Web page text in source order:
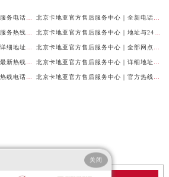
北京卡地亚官方售后服务中心｜服务电话与网点地址权威信息公示（2026年7月最新） 北京卡地亚官方售后服务中心｜全新电话和门店地址权威信息公示（2026年7月最新）
北京卡地亚官方售后服务中心｜服务热线及门店地址权威信息公示（2026年6月最新） 北京卡地亚官方售后服务中心｜地址与24小时服务电话权威信息公示（2026年6月最新）
北京卡地亚官方售后服务中心｜详细地址及客服热线权威信息公示（2026年6月最新） 北京卡地亚官方售后服务中心｜全部网点地址及24小时热线权威信息公示（2026年6月最新）
北京卡地亚官方售后服务中心｜最新热线电话与地址权威信息公示（2026年6月最新） 北京卡地亚官方售后服务中心｜详细地址与官方电话权威信息公示（2026年6月最新）
北京卡地亚官方售后服务中心｜热线电话及门店地址权威信息公示（2026年6月最新） 北京卡地亚官方售后服务中心｜官方热线与门店地址权威信息公示（2026年6月最新）
关闭